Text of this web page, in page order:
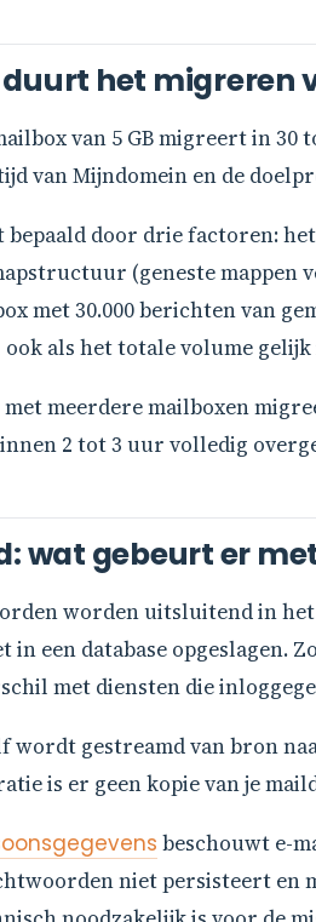
duurt het
van 5 GB migreert in
van Mijndomein en de
bepaald door drie factoren:
(geneste mappen
met 30.000 berichten van
ook als het totale volume gelijk
meerdere mailboxen
2 tot 3 uur volledig
wat gebeurt er
worden uitsluitend in
in een database opgeslagen.
met diensten die
wordt gestreamd van bron
is er geen kopie van je
beschouwt e-
niet persisteert en